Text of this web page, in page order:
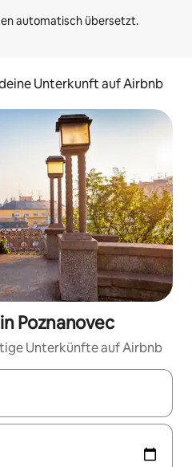
Unterkunft auf Airbnb
Poznanovec
Unterkünfte auf Airbnb
sind, navigiere mit den